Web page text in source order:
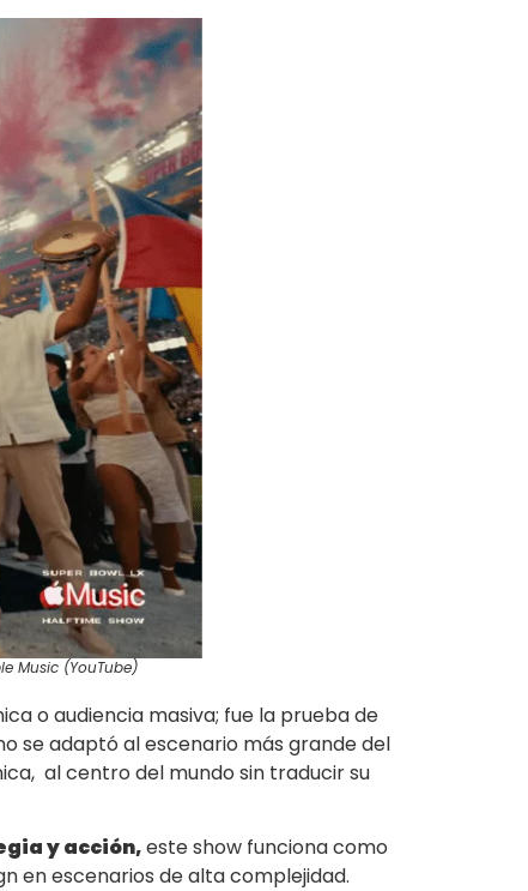
Music (YouTube)
o audiencia masiva; fue la prueba de
se adaptó al escenario más grande del
al centro del mundo sin traducir su
y acción,este show funciona como
en escenarios de alta complejidad.